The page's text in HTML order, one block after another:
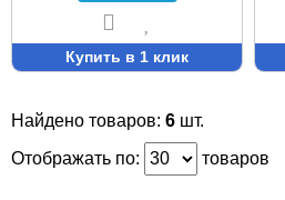
Купить в 1 клик
Найдено товаров: 6 шт.
Отображать по:
товаров